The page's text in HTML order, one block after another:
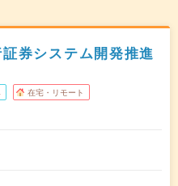
券システム開発推進
在宅・リモート